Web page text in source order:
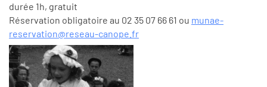
durée 1h, gratuit
Réservation obligatoire au 02 35 07 66 61 ou munae-
reservation@reseau-canope.fr